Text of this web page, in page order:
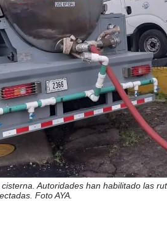
Autoridades han habilitado las
Foto AYA.